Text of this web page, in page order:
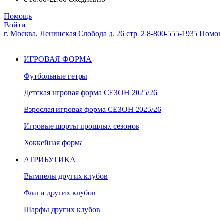
Помощь
Войти
г. Москва, Ленинская Слобода д. 26 стр. 2 8-800-555-1935
ИГРОВАЯ ФОРМА
Футбольные гетры
Детская игровая форма СЕЗОН 2025/26
Взрослая игровая форма СЕЗОН 2025/26
Игровые шорты прошлых сезонов
Хоккейная форма
АТРИБУТИКА
Вымпелы других клубов
Флаги других клубов
Шарфы других клубов